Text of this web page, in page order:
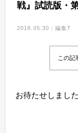
戦』試読版・
2018.05.30 編集T
この記
お待たせしまし